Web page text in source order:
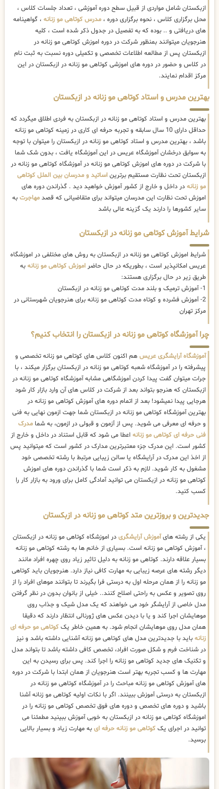
ازبکستان شامل مواردی از قبیل سطح دوره آموزشی ، تعداد جلسات کلاس ،
محل برگزاری کلاس ، نحوه برگزاری دوره ، مدرس کوتاهی مو زنانه ، گواهینامه
های دریافتی و .. بوده که به تفصیل در جدول ذکر شده است ، کلیه
هنرجویان میتوانند بمنظور شرکت در دوره اموزش کوتاهی مو زنانه در
ازبکستان پس از مطالعه اطلاعات تخصصی و تکمیلی دوره نسبت به ثبت نام
در کلاس و حضور در دوره های اموزشی کوتاهی مو زنانه در ازبکستان در این
مرکز اقدام نمایند.
بهترین مدرس و استاد کوتاهی مو زنانه در ازبکستان
بهترین مدرس و استاد کوتاهی مو زنانه در ازبکستان به فردی اطلاق میگردد که
حداقل دارای 10 سال سابقه و تجربه حرفه ای کاری در زمینه کوتاهی مو زنانه
باشد ، بهترین مدرس و استاد کوتاهی مو زنانه در ازبکستان را میتوان با توجه
به سوابق درخشان آموزشگاه عریس در این آموزشگاه یافت ، بدون شک شما
با شرکت در دوره های اموزش کوتاهی مو زنانه در آموزشگاه کوتاهی مو زنانه در
ازبکستان تحت نظارت مستقیم برترین اساتید و مدرسان بین الملل کوتاهی
مو زنانه در داخل و خارج از کشور آموزش خواهید دید . گذراندن دوره های
اموزش تحت نظارت این مدرسان میتواند برای متقاضیانی که قصد مهاجرت به
سایر کشورها را دارند یک گزینه عالی باشد
شرایط آموزش کوتاهی مو زنانه در ازبکستان
شرایط اموزش کوتاهی مو زنانه در ازبکستان به روش های مختلفی در اموزشگاه
عریس امکانپذیر است ، بطوریکه در حال حاضر اموزش کوتاهی مو زنانه به
طریق زیر در حال برگزاری هستند:
1- آموزش ترمیک و بلند مدت کوتاهی مو زنانه در ازبکستان
2- آموزش فشرده و کوتاه مدت کوتاهی مو زنانه برای هنرجویان شهرستانی در
مرکز تهران
چرا آموزشگاه کوتاهی مو زنانه در ازبکستان را انتخاب کنیم؟
آموزشگاه آرایشگری عریس هم اکنون کلاس های کوتاهی مو زنانه تخصصی و
پیشرفته را در آموزشگاه شعبه کوتاهی مو زنانه در ازبکستان برگزار میکند ، با
جرات میتوان گفت پیدا کردن آموزشگاهی مشابه آموزشگاه کوتاهی مو زنانه در
ازبکستان که هنرجو بتواند بعد از شرکت در کلاس های آن وارد بازار کار شود
هرجایی پیدا نمیشود! بعد از اتمام دوره های آموزش کوتاهی مو زنانه در
بهترین آموزشگاه کوتاهی مو زنانه در ازبکستان شما جهت ازمون نهایی به فنی
و حرفه ای معرفی می شوید. پس از آزمون و قبولی در ازمون، به شما مدرک
فنی حرفه ای کوتاهی مو زنانه اعطا می شود که قابل استناد در داخل و خارج از
کشور است. این مدرک جزء معتبرترین مدارک در کشور است که میتوانید پس
از اخذ این مدرک در آرایشگاه یا سالن زیبایی مرتبط با رشته تخصصی خود
مشغول به کار شوید. لازم به ذکر است شما با گذراندن دوره های اموزش
کوتاهی مو زنانه در ازبکستان می توانید آمادگی کامل برای ورود به بازار کار را
کسب کنید.
جدیدترین و بروزترین متد کوتاهی مو زنانه در ازبکستان
یکی از رشته هایآموزش آرایشگری در اموزشگاه کوتاهی مو زنانه در ازبکستان
، آموزش کوتاهی مو زنانه است. بسیاری از خانم ها به رشته کوتاهی مو زنانه
بسیار علاقه دارند. کوتاهی مو زنانه به دلیل تاثیر زیاد روی چهره افراد مانند
دیگر رشته های عرصه زیبایی به مهارت کافی نیاز دارد. هنرجویان باید کوتاهی
مو زنانه را از همان مرحله اول به درستی فرا بگیرند تا بتوانند موهای افراد را از
روی تصویر و عکس به راحتی اصلاح کنند.. خیلی از بانوان بدون در نظر گرفتن
مدل خاصی از آرایشگر خود می خواهند که یک مدل شیک و جذاب روی
موهایشان اجرا کند و یا با دیدن عکس های ژورنالی انتظار دارند که دقیقا
همان مدل روی موهایشان انجام شود. به همین خاطر یک کوتاهی مو حرفه ای
زنانه باید با جدیدترین مدل های کوتاهی مو زنانه آشنایی داشته باشد و نیز
در شناخت فرم و شکل صورت افراد، تخصص کافی داشته باشد تا بتواند مدل
و تکنیک های جدید کوتاهی مو زنانه را اجرا کند. پس برای رسیدن به این
مهارت ها و کسب تجربه بهتر است هنرجویان از همان ابتدا با شرکت در دوره
های آموزش کوتاهی مو زنانه مباحث را در آموزشگاه کوتاهی مو زنانه در
ازبکستان به درستی آموزش ببینند. اگر با نکات اولیه کوتاهی مو زنانه آشنا
باشید و دوره های تخصص و دوره های فوق تخصص کوتاهی مو زنانه را در
اموزشگاه کوتاهی مو زنانه در ازبکستان به خوبی آموزش ببینید مطمئنا می
توانید در اجرای یک کوتاهی مو زنانه حرفه ای به مهارت زیاد و بسیار بالایی
برسید.